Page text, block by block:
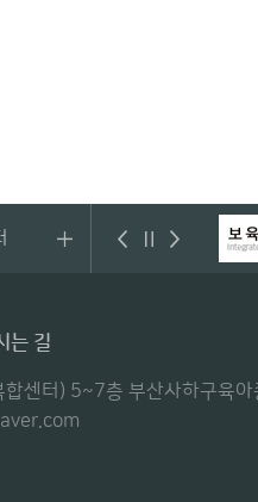
는 길
센터) 5~7층 부산사하구육아